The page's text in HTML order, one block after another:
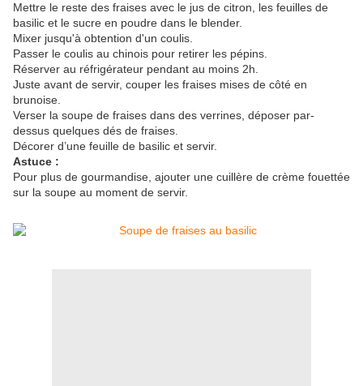
Mettre le reste des fraises avec le jus de citron, les feuilles de
basilic et le sucre en poudre dans le blender.
Mixer jusqu'à obtention d'un coulis.
Passer le coulis au chinois pour retirer les pépins.
Réserver au réfrigérateur pendant au moins 2h.
Juste avant de servir, couper les fraises mises de côté en
brunoise.
Verser la soupe de fraises dans des verrines, déposer par-
dessus quelques dés de fraises.
Décorer d’une feuille de basilic et servir.
Astuce :
Pour plus de gourmandise, ajouter une cuillère de crème fouettée
sur la soupe au moment de servir.